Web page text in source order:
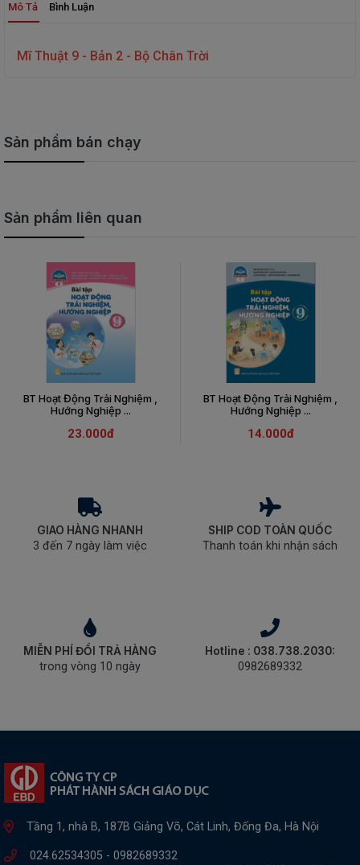
Mô Tả Bình Luận
Mĩ Thuật 9 - Bản 2 - Bộ Chân Trời
Sản phẩm bán chạy
Sản phẩm liên quan
BT Hoạt Động Trải Nghiệm ,
Hướng Nghiệp ...
23.000đ
BT Hoạt Động Trải Nghiệm ,
Hướng Nghiệp ...
14.000đ
GIAO HÀNG NHANH
3 đến 7 ngày làm việc
SHIP COD TOÀN QUỐC
Thanh toán khi nhận sách
MIỄN PHÍ ĐỔI TRẢ HÀNG
trong vòng 10 ngày
Hotline : 038.738.2030:
0982689332
Tầng 1, nhà B, 187B Giảng Võ, Cát Linh, Đống Đa, Hà Nội
024.62534305 - 0982689332